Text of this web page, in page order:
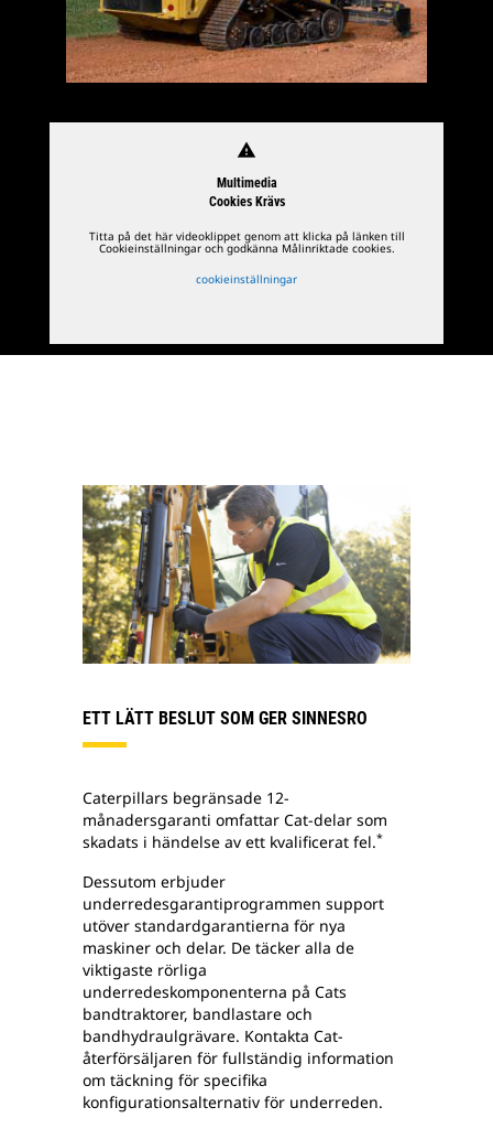
warning
Multimedia
Cookies Krävs
Titta på det här videoklippet genom att klicka på länken till
Cookieinställningar och godkänna Målinriktade cookies.
cookieinställningar
ETT LÄTT BESLUT SOM GER SINNESRO
Caterpillars begränsade 12-
månadersgaranti omfattar Cat-delar som
skadats i händelse av ett kvalificerat fel.*
Dessutom erbjuder
underredesgarantiprogrammen support
utöver standardgarantierna för nya
maskiner och delar. De täcker alla de
viktigaste rörliga
underredeskomponenterna på Cats
bandtraktorer, bandlastare och
bandhydraulgrävare. Kontakta Cat-
återförsäljaren för fullständig information
om täckning för specifika
konfigurationsalternativ för underreden.